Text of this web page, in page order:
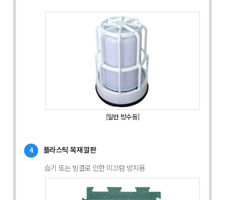
[일반 방수등]
4 플라스틱·목재 깔판
습기 또는 빙결로 인한 미끄럼 방지용